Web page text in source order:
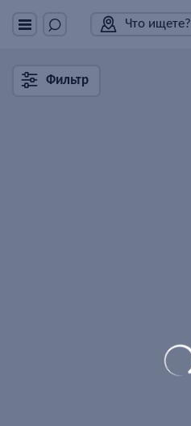
Что ищете?
Фильтр